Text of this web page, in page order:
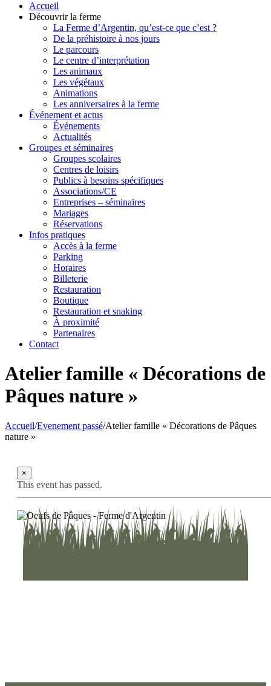
Accueil
Découvrir la ferme
La Ferme d’Argentin, qu’est-ce que c’est ?
De la préhistoire à nos jours
Le parcours
Le centre d’interprétation
Les animaux
Les végétaux
Animations
Les anniversaires à la ferme
Événement et actus
Événements
Actualités
Groupes et séminaires
Groupes scolaires
Centres de loisirs
Publics à besoins spécifiques
Associations/CE
Entreprises – séminaires
Mariages
Réservations
Infos pratiques
Accès à la ferme
Parking
Horaires
Billeterie
Restauration
Boutique
Restauration et snaking
À proximité
Partenaires
Contact
Atelier famille « Décorations de
Pâques nature »
Accueil/Evenement passé/Atelier famille « Décorations de Pâques
nature »
×
This event has passed.